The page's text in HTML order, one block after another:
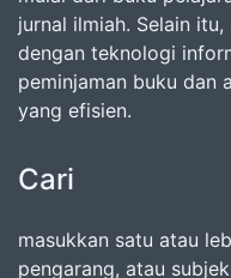
jurnal ilmiah. Selain
dengan teknologi
peminjaman buku dan
yang efisien.
Cari
masukkan satu atau
pengarang, atau subjek